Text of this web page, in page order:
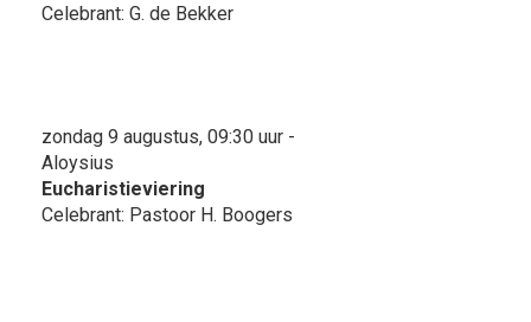
Celebrant: G. de Bekker
zondag 9 augustus, 09:30 uur -
Aloysius
Eucharistieviering
Celebrant: Pastoor H. Boogers